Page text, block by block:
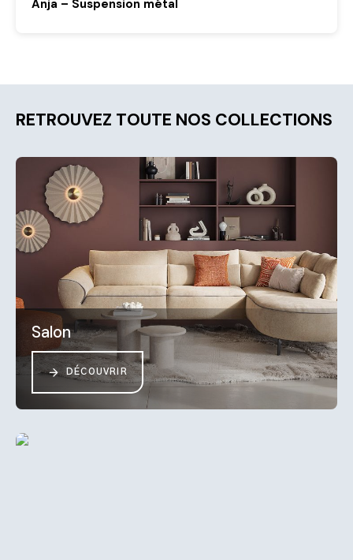
Anja – Suspension métal
RETROUVEZ TOUTE NOS COLLECTIONS
Salon
DÉCOUVRIR